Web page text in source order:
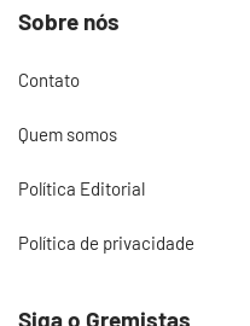
Sobre nós
Contato
Quem somos
Política Editorial
Política de privacidade
Siga o Gremistas